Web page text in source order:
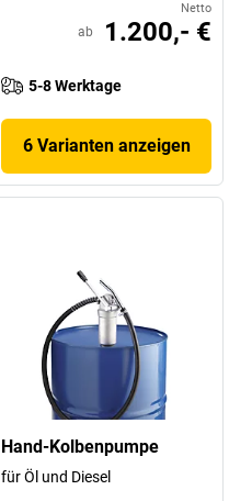
Netto
ab 1.200,- €
5-8 Werktage
6 Varianten anzeigen
Hand-Kolbenpumpe
für Öl und Diesel